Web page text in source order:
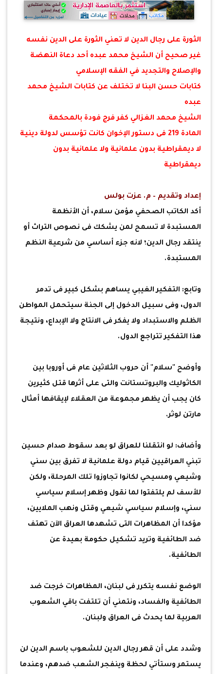
الثورة على رجال الدين لا تعني الثورة على الدين نفسه
غير صحيح أن الشيخ محمد عبده أحد دعاة النهضة
والإصلاح والتجديد في الفقه الإسلامي
كتابات حسن البنا لا تختلف عن كتابات الشيخ محمد
عبده
الشيخ محمد الغزالي كفر فرج فودة بالمحكمة
المادة 219 فى دستور الإخوان كانت تؤسس لدولة دينية
لا ديمقراطية بدون علمانية ولا علمانية بدون
ديمقراطية
إعداد وتقديم – م. عزت بولس
أكد الكاتب الصحفي مؤمن سلام، أن الأنظمة
المستبدة لا تسمح لمن يشكك فى نصوص التراث أو
ينتقد رجال الدين؛ لانه جزء أساسي من شرعية النظم
المستبدة.
وتابع: التفكير الغيبي يساهم بشكل كبير فى تدمر
الدول، وفى سبيل الدخول إلى الجنة سيتحمل المواطن
الظلم والاستبداد ولا يفكر فى الانتاج ولا الإبداع، ونتيجة
هذا التفكير تتراجع الدول.
وأوضح "سلام" أن حروب الثلاثين عام فى أوروبا بين
الكاثوليك والبروتستانت والتى على أثرها قتل كثيرين
كان يجب أن يظهر مجموعة من العقلاء لإيقافها أمثال
مارتن لوثر.
وأضاف: لو انتقلنا للعراق لو بعد سقوط صدام حسين
تبني العراقيين قيام دولة علمانية لا تفرق بين سني
وشيعي ومسيحي لكانوا تجاوزوا تلك المرحلة، ولكن
للأسف لم يلتفتوا لما نقول وظهر إسلام سياسي
سني، وإسلام سياسي شيعي وقتل ونهب الملايين،
مؤكدا أن المظاهرات التى تشهدها العراق الآن تهتف
ضد الطائفية وتريد تشكيل حكومة بعيدة عن
الطائفية.
الوضع نفسه يتكرر فى لبنان، المظاهرات خرجت ضد
الطائفية والفساد، ونتمني أن تلتفت باقي الشعوب
العربية لما يحدث فى العراق ولبنان.
وشدد على أن قهر رجال الدين للشعوب باسم الدين لن
يستمر وستأتي لحظة وينفجر الشعب ضدهم، وعندما